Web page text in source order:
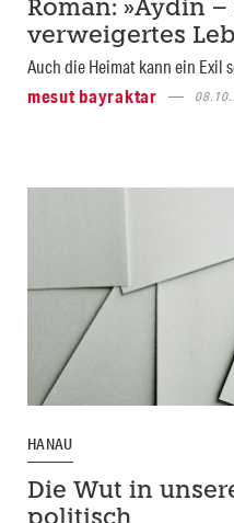
Roman: »Aydin
verweigertes
Auch die Heimat kann ein Exil
mesut bayraktar
HANAU
Die Wut in